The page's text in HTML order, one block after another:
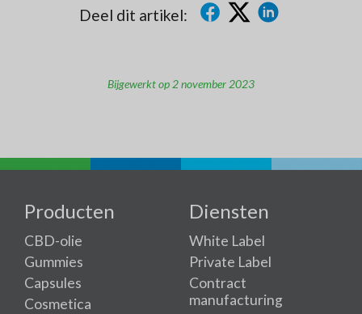
Deel dit artikel:
Bijgewerkt op 2 november 2023
Producten
CBD-olie
Gummies
Capsules
Cosmetica
Diensten
White Label
Private Label
Contract
manufacturing